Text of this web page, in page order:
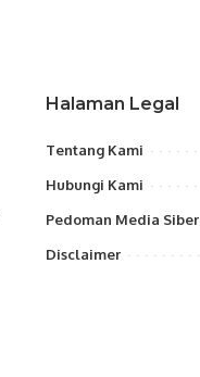
Halaman Legal
Tentang Kami
Hubungi Kami
Pedoman Media Siber
Disclaimer